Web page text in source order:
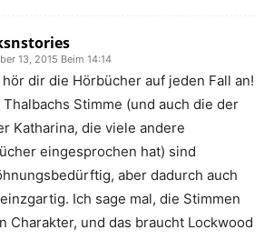
13, 2015 Beim 14:14
hör dir die Hörbücher auf jeden Fall an!
Thalbachs Stimme (und auch die der
Katharina, die viele andere
eingesprochen hat) sind
aber dadurch auch
Ich sage mal, die Stimmen
Charakter, und das braucht Lockwood